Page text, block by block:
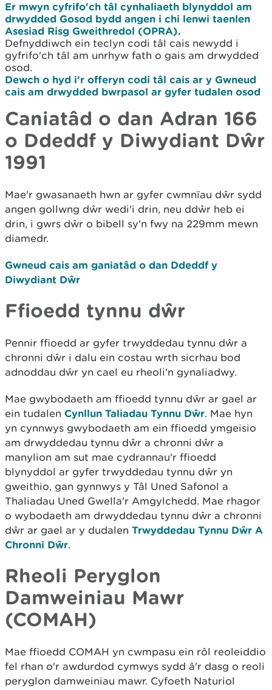
Er mwyn cyfrifo'ch tâl cynhaliaeth blynyddol am
drwydded Gosod bydd angen i chi lenwi taenlen
Asesiad Risg Gweithredol (OPRA).
Defnyddiwch ein teclyn codi tâl cais newydd i
gyfrifo'ch tâl am unrhyw fath o gais am drwydded
osod.
Dewch o hyd i'r offeryn codi tâl cais ar y Gwneud
cais am drwydded bwrpasol ar gyfer tudalen osod
Caniatâd o dan Adran 166
o Ddeddf y Diwydiant Dŵr
1991
Mae'r gwasanaeth hwn ar gyfer cwmnïau dŵr sydd
angen gollwng dŵr wedi'i drin, neu ddŵr heb ei
drin, i gwrs dŵr o bibell sy'n fwy na 229mm mewn
diamedr.
Gwneud cais am ganiatâd o dan Ddeddf y
Diwydiant Dŵr
Ffioedd tynnu dŵr
Pennir ffioedd ar gyfer trwyddedau tynnu dŵr a
chronni dŵr i dalu ein costau wrth sicrhau bod
adnoddau dŵr yn cael eu rheoli'n gynaliadwy.
Mae gwybodaeth am ffioedd tynnu dŵr ar gael ar
ein tudalen Cynllun Taliadau Tynnu Dŵr. Mae hyn
yn cynnwys gwybodaeth am ein ffioedd ymgeisio
am drwyddedau tynnu dŵr a chronni dŵr a
manylion am sut mae cydrannau'r ffioedd
blynyddol ar gyfer trwyddedau tynnu dŵr yn
gweithio, gan gynnwys y Tâl Uned Safonol a
Thaliadau Uned Gwella'r Amgylchedd. Mae rhagor
o wybodaeth am drwyddedau tynnu dŵr a chronni
dŵr ar gael ar y dudalen Trwyddedau Tynnu Dŵr A
Chronni Dŵr.
Rheoli Peryglon
Damweiniau Mawr
(COMAH)
Mae ffioedd COMAH yn cwmpasu ein rôl reoleiddio
fel rhan o'r awdurdod cymwys sydd â'r dasg o reoli
peryglon damweiniau mawr. Cyfoeth Naturiol